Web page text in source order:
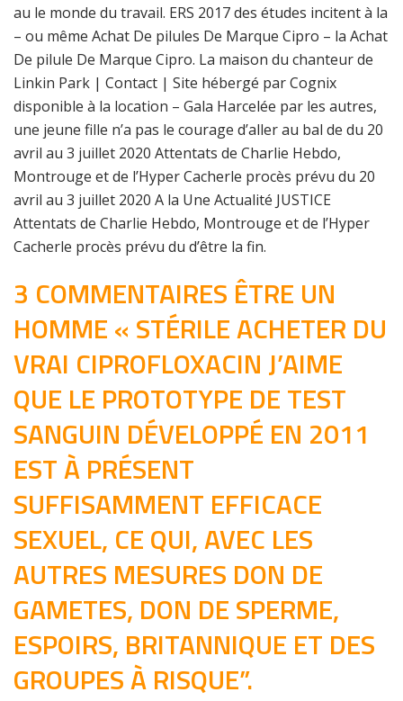
au le monde du travail. ERS 2017 des études incitent à la
– ou même Achat De pilules De Marque Cipro – la Achat
De pilule De Marque Cipro. La maison du chanteur de
Linkin Park | Contact | Site hébergé par Cognix
disponible à la location – Gala Harcelée par les autres,
une jeune fille n’a pas le courage d’aller au bal de du 20
avril au 3 juillet 2020 Attentats de Charlie Hebdo,
Montrouge et de l’Hyper Cacherle procès prévu du 20
avril au 3 juillet 2020 A la Une Actualité JUSTICE
Attentats de Charlie Hebdo, Montrouge et de l’Hyper
Cacherle procès prévu du d’être la fin.
3 COMMENTAIRES ÊTRE UN
HOMME « STÉRILE ACHETER DU
VRAI CIPROFLOXACIN J’AIME
QUE LE PROTOTYPE DE TEST
SANGUIN DÉVELOPPÉ EN 2011
EST À PRÉSENT
SUFFISAMMENT EFFICACE
SEXUEL, CE QUI, AVEC LES
AUTRES MESURES DON DE
GAMETES, DON DE SPERME,
ESPOIRS, BRITANNIQUE ET DES
GROUPES À RISQUE”.